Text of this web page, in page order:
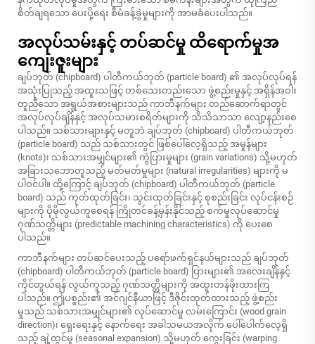
စိတ်ချရသော ပေးပို့ရေး စီမံခန့်ခွဲမှုများကို အာမခံပေးပါသည်။
အလုပ်သမ်းနှင့် တပ်ဆင်မှု ထိရောက်မှုအ
ကျေးဇူးများ
ချပ်ဘုတ် (chipboard) ပါတီကယ်ဘုတ် (particle board) ၏ အလုပ်လုပ်ရန်
အသုံးပြုသည့် အထူးသဖြင့် တစ်သေးတည်းသော ဖွဲ့စည်းမှုနှင့် အရှိန်အဝါး
တူညီသော အရွယ်အစားများသည် ကာဘီနက်များ တည်ဆောက်ရာတွင်
အလုပ်လုပ်ချိန်နှင့် အလုပ်သမားစရိတ်များကို သိသိသာသာ လျော့နည်းစေ
ပါသည်။ သစ်သားများနှင့် မတူဘဲ ချပ်ဘုတ် (chipboard) ပါတီကယ်ဘုတ်
(particle board) သည် သစ်သားတွင် ဖြစ်ပေါ်လေ့ရှိသည့် အမှုန်များ
(knots)၊ သစ်သားအမျှင်များ၏ ကွဲပြားမှုများ (grain variations) သို့မဟုတ်
အခြားသဘောတူသည့် မတ်မတ်မှုများ (natural irregularities) များကို မ
ပါဝင်ပါ။ ထို့ကြောင့် ချပ်ဘုတ် (chipboard) ပါတီကယ်ဘုတ် (particle
board) သည် ကုတ်ထုတ်ခြင်း၊ သွင်းထုတ်ခြင်းနှင့် စုစည်းခြင်း လုပ်ငန်းစဉ်
များကို ပိုမိုလွယ်ကူစေရန် ကြိုတင်ခန့်မှန်းနိုင်သည့် စက်မှုလုပ်ဆောင်မှု
ဂုဏ်သတ္တိများ (predictable machining characteristics) ကို ပေးစေ
ပါသည်။
ကာဘီနက်များ တပ်ဆင်ပေးသည့် ပရော်ဖက်ရှင်နယ်များသည် ချပ်ဘုတ်
(chipboard) ပါတီကယ်ဘုတ် (particle board) ပြားများ၏ အလေးချိန်နှင့်
ကိုင်တွယ်ရန် လွယ်ကူသည့် ဂုဏ်သတ္တိများကို အထူးတန်ဖိုးထားကြ
ပါသည်။ ဤပစ္စည်း၏ အင်ဂျင်နီယာဖြင့် ဒီဇိုင်းထုတ်ထားသည့် ဖွဲ့စည်း
မှုသည် သစ်သားအမျှင်များ၏ လုပ်ဆောင်မှု လမ်းကြောင်း (wood grain
direction)၊ ရှေးရေးနှင့် နောက်ရေး အခါသမယအလိုက် ပေါ်ပေါက်လေ့ရှိ
သည့် ချဲ့ထွင်မှု (seasonal expansion) သို့မဟုတ် ကွေးခြင်း (warping